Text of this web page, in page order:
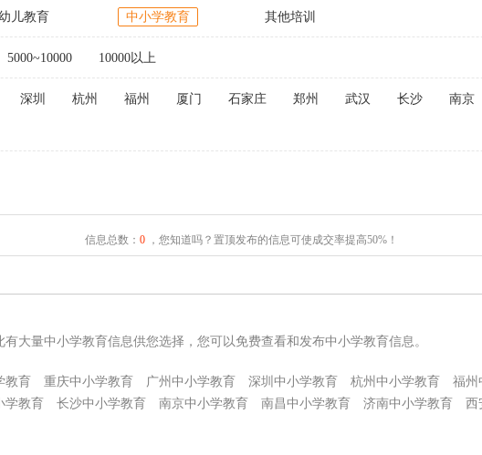
儿教育 中小学教育 其他培训
5000~10000 10000以上
深圳 杭州 福州 厦门 石家庄 郑州 武汉 长沙 南京
信息总数： 0，您知道吗？置顶发布的信息可使成交率提高50%！
大量中小学教育信息供您选择，您可以免费查看和发布中小学教育信息。
教育 重庆中小学教育 广州中小学教育 深圳中小学教育 杭州中小学教育 福州
学教育 长沙中小学教育 南京中小学教育 南昌中小学教育 济南中小学教育
西